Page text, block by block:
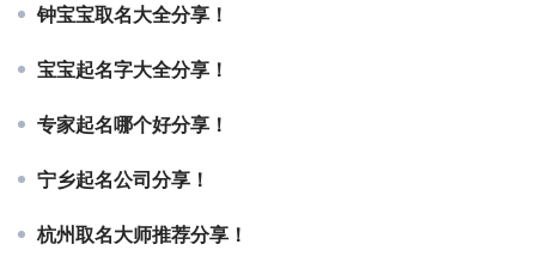
钟宝宝取名大全分享！
宝宝起名字大全分享！
专家起名哪个好分享！
宁乡起名公司分享！
杭州取名大师推荐分享！